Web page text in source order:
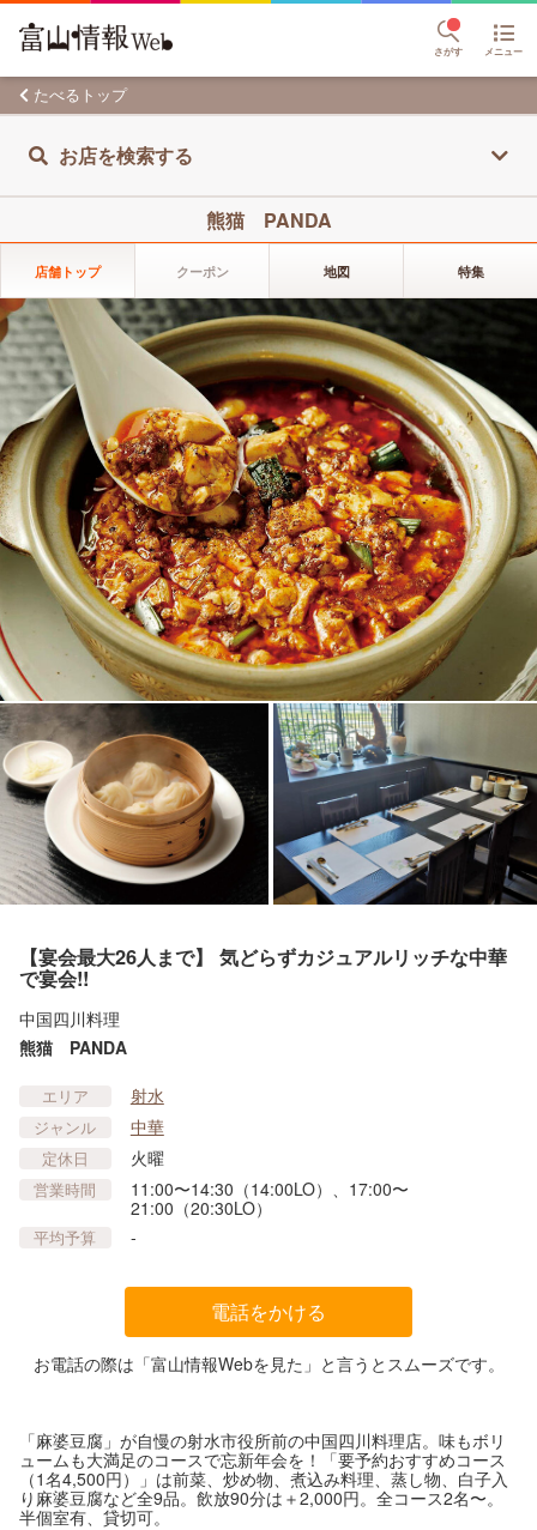
さがす メニュー
たべるトップ
お店を検索する
熊猫 PANDA
店舗トップ クーポン 地図 特集
【宴会最大26人まで】 気どらずカジュアルリッチな中華
で宴会!!
中国四川料理
熊猫 PANDA
エリア 射水
ジャンル 中華
定休日 火曜
営業時間
11:00〜14:30（14:00LO）、17:00〜
21:00（20:30LO）
平均予算 -
電話をかける
お電話の際は「富山情報Webを見た」と言うとスムーズです。
「麻婆豆腐」が自慢の射水市役所前の中国四川料理店。味もボリ
ュームも大満足のコースで忘新年会を！「要予約おすすめコース
（1名4,500円）」は前菜、炒め物、煮込み料理、蒸し物、白子入
り麻婆豆腐など全9品。飲放90分は＋2,000円。全コース2名〜。
半個室有、貸切可。